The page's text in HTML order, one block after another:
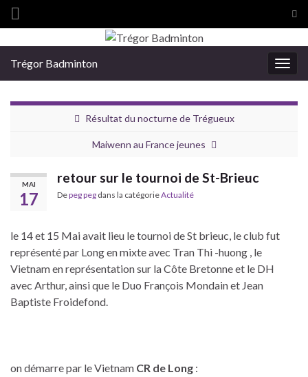
Search for:
Trégor Badminton
Résultat du nocturne de Trégueux
Maiwenn au France jeunes
MAI
17
retour sur le tournoi de St-Brieuc
Depeg peg dans la catégorieActualité
le 14 et 15 Mai avait lieu le tournoi de St brieuc, le club fut
représenté par Long en mixte avec Tran Thi -huong , le
Vietnam en représentation sur la Côte Bretonne et le DH
avec Arthur, ainsi que le Duo François Mondain et Jean
Baptiste Froidefond.
on démarre par le Vietnam CR de Long :